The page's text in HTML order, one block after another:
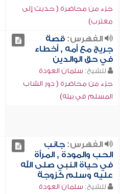
جزء من محاضرة ( حديث إلى
مغترب)
الفهرس:قصة
جريج مع أمه , أخطاء
في حق الوالدين
للشيخ: سلمان العودة
جزء من محاضرة ( دور الشاب
المسلم في بيته)
الفهرس:جانب
الحب والمودة , المرأة
في حياة النبي صلى الله
عليه وسلم كزوجة
للشيخ: سلمان العودة